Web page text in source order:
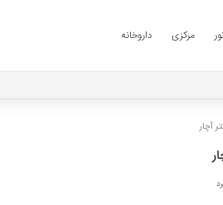
مرکزی داروخانه
آچار